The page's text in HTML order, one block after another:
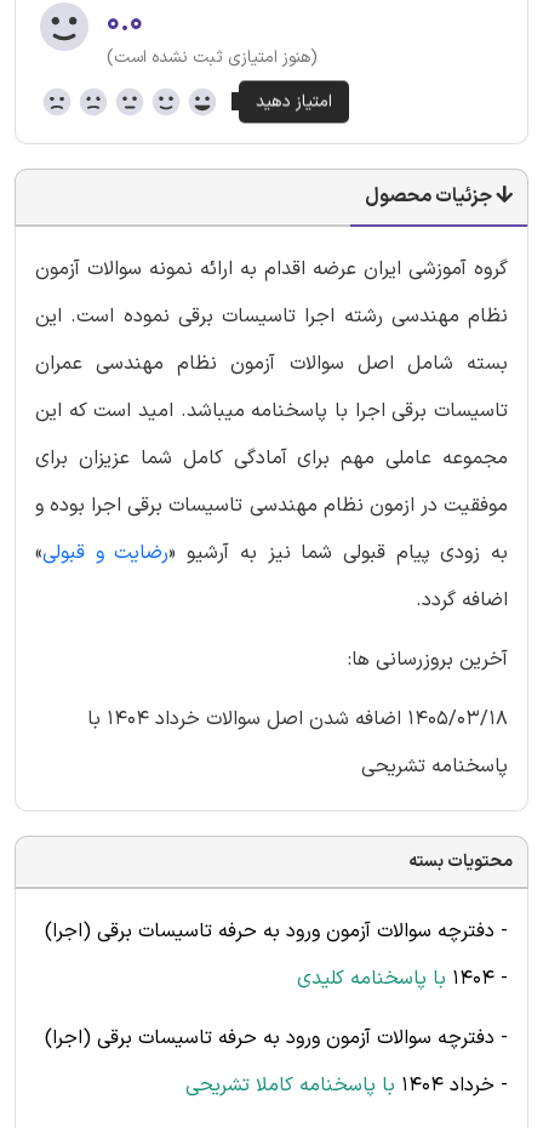
۰.۰
(هنوز امتیازی ثبت نشده است)
جزئیات محصول
گروه آموزشی ایران عرضه اقدام به ارائه نمونه سوالات آزمون
نظام مهندسی رشته اجرا تاسیسات برقی نموده است. این
بسته شامل اصل سوالات آزمون نظام مهندسی عمران
تاسیسات برقی اجرا با پاسخنامه میباشد. امید است که این
مجموعه عاملی مهم برای آمادگی کامل شما عزیزان برای
موفقیت در ازمون نظام مهندسی تاسیسات برقی اجرا بوده و
به زودی پیام قبولی شما نیز به آرشیو «رضایت و قبولی»
اضافه گردد.
آخرین بروزرسانی ها:
1405/03/18 اضافه شدن اصل سوالات خرداد 1404 با
پاسخنامه تشریحی
محتویات بسته
- دفترچه سوالات آزمون ورود به حرفه تاسیسات برقی (اجرا)
- 1404
با پاسخنامه کلیدی
- دفترچه سوالات آزمون ورود به حرفه تاسیسات برقی (اجرا)
- خرداد 1404
با پاسخنامه کاملا تشریحی